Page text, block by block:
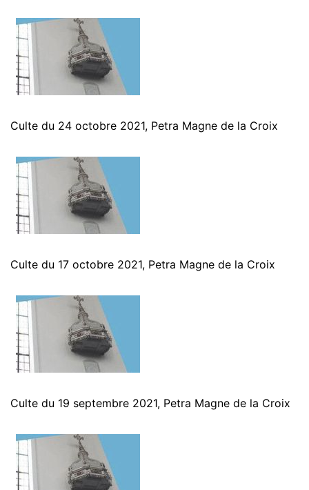
Culte du 24 octobre 2021, Petra Magne de la Croix
Culte du 17 octobre 2021, Petra Magne de la Croix
Culte du 19 septembre 2021, Petra Magne de la Croix